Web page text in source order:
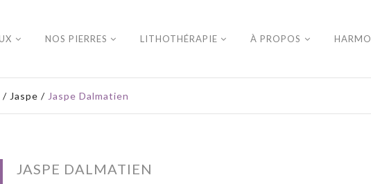
NOS PIERRES LITHOTHÉRAPIE À PROPOS
/ Jaspe / Jaspe Dalmatien
JASPE DALMATIEN